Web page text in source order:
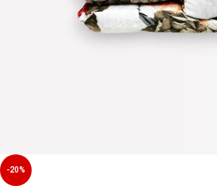
-20%